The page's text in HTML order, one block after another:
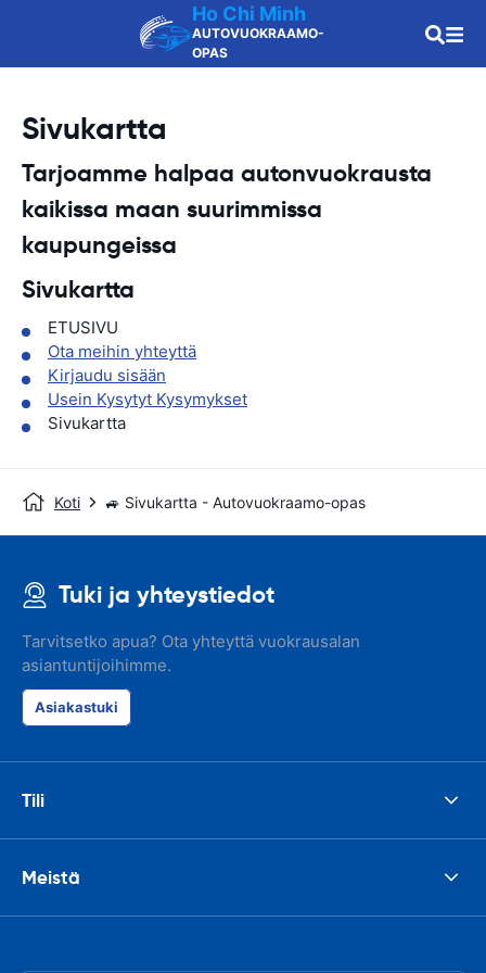
Ho Chi Minh
AUTOVUOKRAAMO-
OPAS
Sivukartta
Tarjoamme halpaa autonvuokrausta
kaikissa maan suurimmissa
kaupungeissa
Sivukartta
ETUSIVU
Ota meihin yhteyttä
Kirjaudu sisään
Usein Kysytyt Kysymykset
Sivukartta
Koti 🚙 Sivukartta - Autovuokraamo-opas
Tuki ja yhteystiedot
Tarvitsetko apua? Ota yhteyttä vuokrausalan
asiantuntijoihimme.
Asiakastuki
Tili
Meistä